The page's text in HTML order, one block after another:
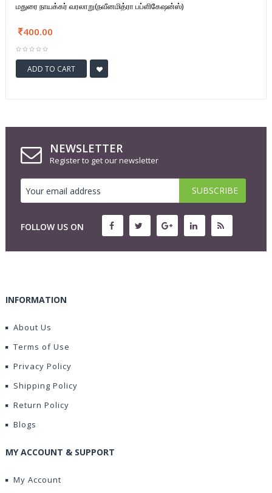
மதுரை நாயக்கர் வரலாறு(நவீனமித்ரா பப்ளிகேஷன்ஸ்)
400.00
ADD TO CART
NEWSLETTER
Register to get our newsletter
FOLLOW US ON
INFORMATION
About Us
Terms of Use
Privacy Policy
Shipping Policy
Return Policy
Blogs
MY ACCOUNT & SUPPORT
My Account